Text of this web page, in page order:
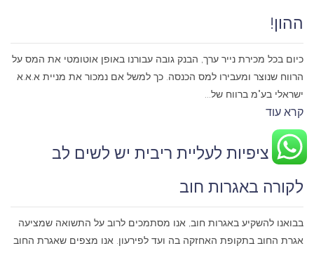
ההון!
כיום בכל מכירת נייר ערך, הבנק גובה עבורנו באופן אוטומטי את המס על
הרווח שנוצר ומעבירו למס הכנסה. כך למשל אם נמכור את מניית א.א.א
ישראלי בע"מ ברווח של...
קרא עוד
בזמן ציפיות לעליית ריבית יש לשים לב
לקורה באגרות חוב
בבואנו להשקיע באגרות חוב, אנו מסתמכים לרוב על התשואה שמציעה
אגרת החוב בתקופת האחזקה בה ועד לפירעון. אנו מצפים שאגרת החוב